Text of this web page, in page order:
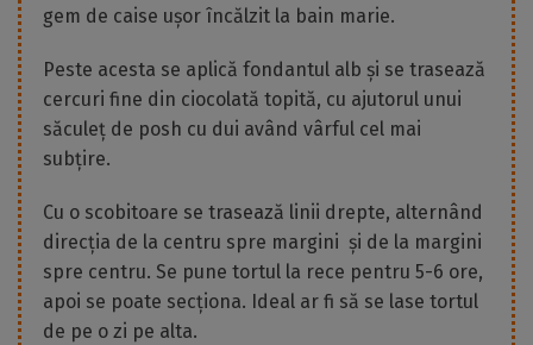
gem de caise ușor încălzit la bain marie.
Peste acesta se aplică fondantul alb și se trasează
cercuri fine din ciocolată topită, cu ajutorul unui
săculeț de posh cu dui având vârful cel mai
subțire.
Cu o scobitoare se trasează linii drepte, alternând
direcția de la centru spre margini și de la margini
spre centru. Se pune tortul la rece pentru 5-6 ore,
apoi se poate secționa. Ideal ar fi să se lase tortul
de pe o zi pe alta.